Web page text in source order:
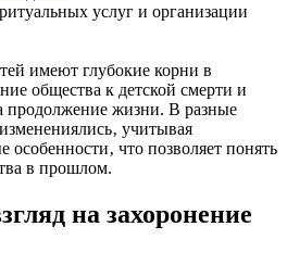
услуг и организации
имеют глубокие корни в
общества к детской смерти и
продолжение жизни. В разные
учитывая
особенности‚ что позволяет понять
в прошлом.
на захоронение